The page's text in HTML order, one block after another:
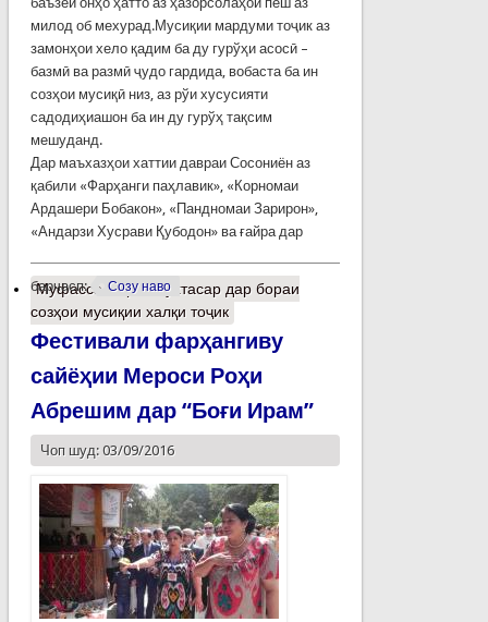
милод об мехурад.Мусиқии мардуми тоҷик аз
замонҳои хело қадим ба ду гурўҳи асосӣ –
базмӣ ва размӣ ҷудо гардида, вобаста ба ин
созҳои мусиқӣ низ, аз рўи хусусияти
садодиҳиашон ба ин ду гурўҳ тақсим
мешуданд.
Дар маъхазҳои хаттии давраи Сосониён аз
қабили «Фарҳанги паҳлавик», «Корномаи
Ардашери Бобакон», «Пандномаи Зарирон»,
«Андарзи Хусрави Қубодон» ва ғайра дар
барчасп: Созу наво
Муфассалтаро Мухтасар дар бораи
созҳои мусиқии халқи тоҷик
Фестивали фарҳангиву
сайёҳии Мероси Роҳи
Абрешим дар “Боғи Ирам”
Чоп шуд: 03/09/2016